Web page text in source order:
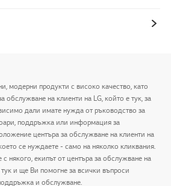
модерни продукти с високо качество, като
обслужване на клиенти на LG, който е тук, за
дали имате нужда от ръководство за
поддръжка или информация за
центъра за обслужване на клиенти на
се нуждаете - само на няколко кликвания.
с някого, екипът от центъра за обслужване на
и ще Ви помогне за всички въпроси
и обслужване.